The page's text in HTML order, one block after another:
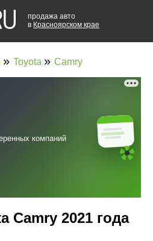
продажа авто
в Красноярском крае
» Toyota » Camry
Camry 2021 года